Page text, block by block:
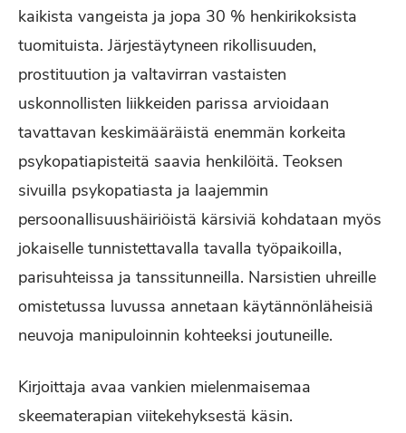
kaikista vangeista ja jopa 30 % henkirikoksista
tuomituista. Järjestäytyneen rikollisuuden,
prostituution ja valtavirran vastaisten
uskonnollisten liikkeiden parissa arvioidaan
tavattavan keskimääräistä enemmän korkeita
psykopatiapisteitä saavia henkilöitä. Teoksen
sivuilla psykopatiasta ja laajemmin
persoonallisuushäiriöistä kärsiviä kohdataan myös
jokaiselle tunnistettavalla tavalla työpaikoilla,
parisuhteissa ja tanssitunneilla. Narsistien uhreille
omistetussa luvussa annetaan käytännönläheisiä
neuvoja manipuloinnin kohteeksi joutuneille.
Kirjoittaja avaa vankien mielenmaisemaa
skeematerapian viitekehyksestä käsin.